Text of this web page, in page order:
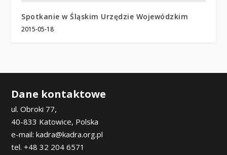
Spotkanie w Śląskim Urzędzie Wojewódzkim
2015-05-18
Dane kontaktowe
ul. Obroki 77,
40-833 Katowice, Polska
e-mail: kadra@kadra.org.pl
tel. +48 32 204 6571